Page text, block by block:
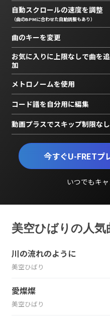
今すぐU-FRETプ
いつでもキ
自動スクロールの速度を調整
（曲のBPMに合わせた自動調整もあり）
曲のキーを変更
お気に入りに上限なしで曲を追
加
メトロノームを使用
コード譜を自分用に編集
動画プラスでスキップ制限なし
美空ひばりの人気
川の流れのように
美空ひばり
愛燦燦
美空ひばり